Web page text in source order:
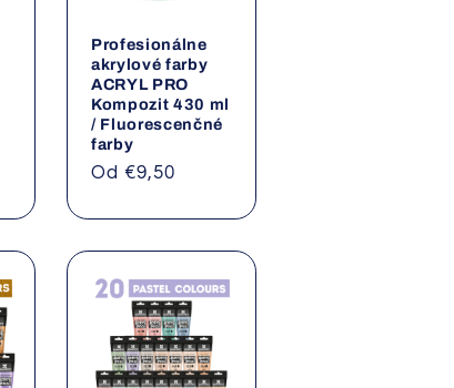
Profesionálne
akrylové farby
ACRYL PRO
Kompozit 430 ml
/ Fluorescenčné
farby
Normálna
Od €9,50